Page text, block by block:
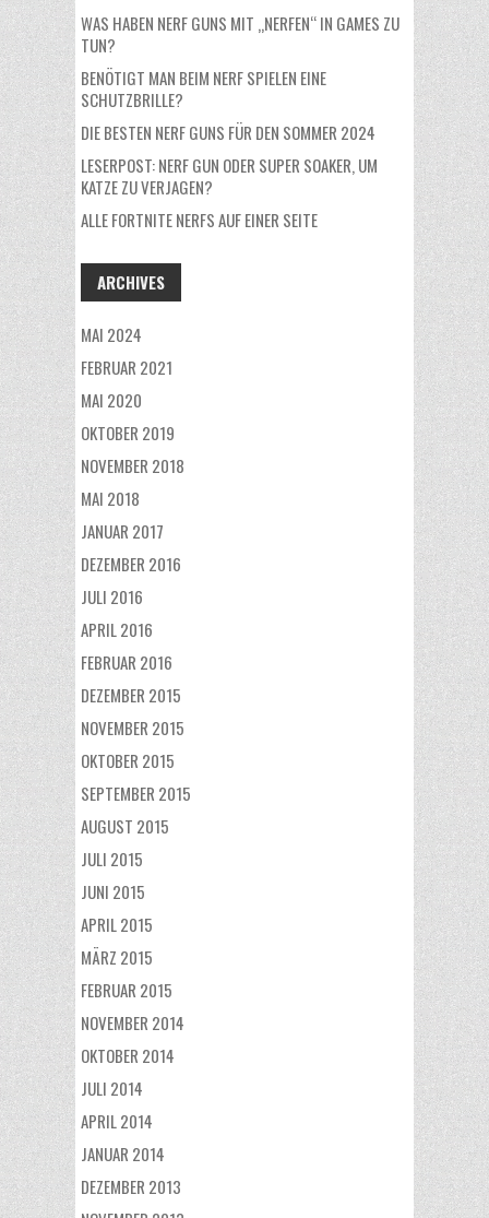
WAS HABEN NERF GUNS MIT „NERFEN“ IN GAMES ZU
TUN?
BENÖTIGT MAN BEIM NERF SPIELEN EINE
SCHUTZBRILLE?
DIE BESTEN NERF GUNS FÜR DEN SOMMER 2024
LESERPOST: NERF GUN ODER SUPER SOAKER, UM
KATZE ZU VERJAGEN?
ALLE FORTNITE NERFS AUF EINER SEITE
ARCHIVES
MAI 2024
FEBRUAR 2021
MAI 2020
OKTOBER 2019
NOVEMBER 2018
MAI 2018
JANUAR 2017
DEZEMBER 2016
JULI 2016
APRIL 2016
FEBRUAR 2016
DEZEMBER 2015
NOVEMBER 2015
OKTOBER 2015
SEPTEMBER 2015
AUGUST 2015
JULI 2015
JUNI 2015
APRIL 2015
MÄRZ 2015
FEBRUAR 2015
NOVEMBER 2014
OKTOBER 2014
JULI 2014
APRIL 2014
JANUAR 2014
DEZEMBER 2013